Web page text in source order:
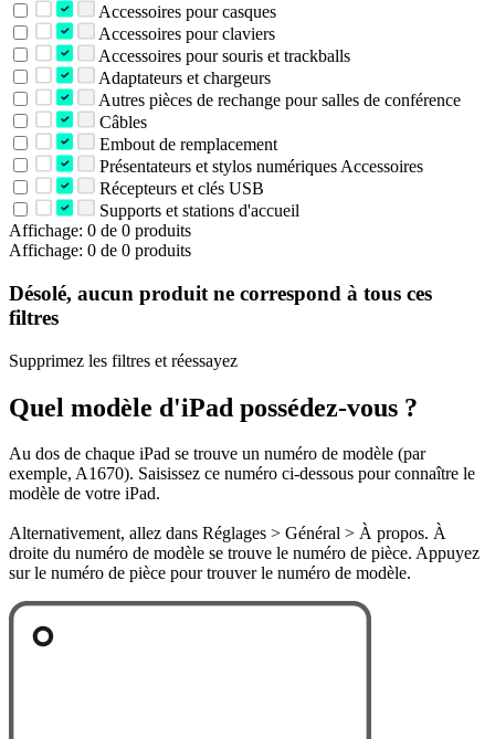
Accessoires pour casques
Accessoires pour claviers
Accessoires pour souris et trackballs
Adaptateurs et chargeurs
Autres pièces de rechange pour salles de conférence
Câbles
Embout de remplacement
Présentateurs et stylos numériques Accessoires
Récepteurs et clés USB
Supports et stations d'accueil
Affichage: 0 de 0 produits
Affichage: 0 de 0 produits
Désolé, aucun produit ne correspond à tous ces
filtres
Supprimez les filtres et réessayez
Quel modèle d'iPad possédez-vous ?
Au dos de chaque iPad se trouve un numéro de modèle (par
exemple, A1670). Saisissez ce numéro ci-dessous pour connaître le
modèle de votre iPad.
Alternativement, allez dans Réglages > Général > À propos. À
droite du numéro de modèle se trouve le numéro de pièce. Appuyez
sur le numéro de pièce pour trouver le numéro de modèle.